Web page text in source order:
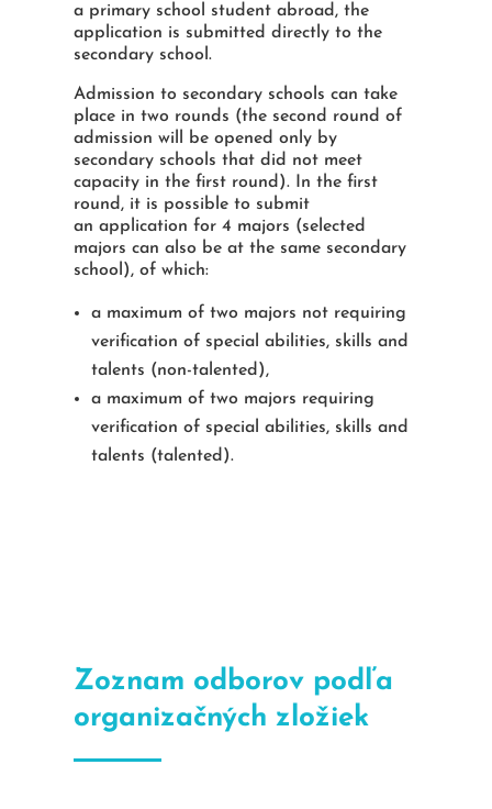
a primary school student abroad, the
application is submitted directly to the
secondary school.
Admission to secondary schools can take
place in two rounds (the second round of
admission will be opened only by
secondary schools that did not meet
capacity in the first round). In the first
round, it is possible to submit
an application for 4 majors (selected
majors can also be at the same secondary
school), of which:
a maximum of two majors not requiring
verification of special abilities, skills and
talents (non-talented),
a maximum of two majors requiring
verification of special abilities, skills and
talents (talented).
Zoznam odborov podľa
organizačných zložiek